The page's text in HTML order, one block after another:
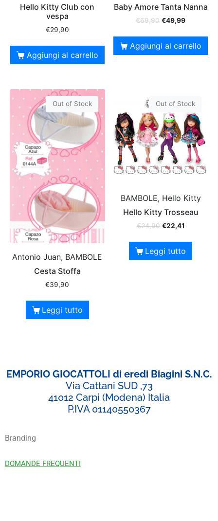
Hello Kitty Club con
vespa
€29,90
Aggiungi al carrello
Baby Amore Tanta Nanna
€69,90 €49,99
Aggiungi al carrello
Out of Stock
Antonio Juan, BAMBOLE
Cesta Stoffa
€39,90
Leggi tutto
Out of Stock
BAMBOLE, Hello Kitty
Hello Kitty Trosseau
€24,90 €22,41
Leggi tutto
EMPORIO GIOCATTOLI di eredi Biagini S.N.C.
Via Cattani SUD ,73
41012 Carpi (Modena) Italia
P.IVA 01140550367
Branding
DOMANDE FREQUENTI